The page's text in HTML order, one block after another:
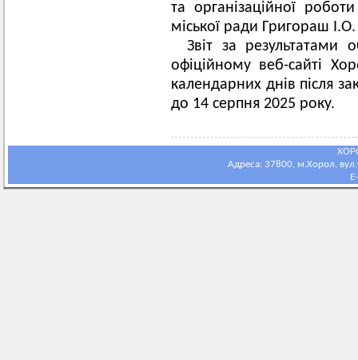
та організаційної
міської ради Григораш
Звіт за результатами
офіційному веб-сайті
календарних днів після
до 14 серпня 2025 року.
Адреса: 37800, м.Хорол,